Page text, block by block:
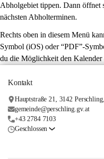
Abholgebiet tippen. Dann öffnet
nächsten Abholterminen.
Rechts oben in diesem Menü
Symbol (iOS) oder “PDF”-
du die Möglichkeit den
Kontakt
Hauptstraße 21, 3142
gemeinde@perschling.gv.at
+43 2784 7103
Geschlossen